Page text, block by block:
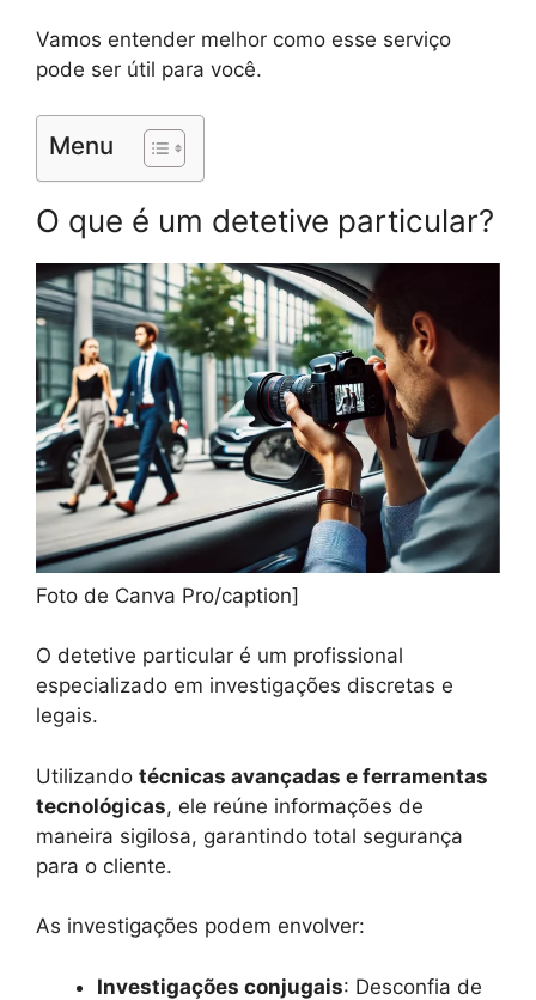
Vamos entender melhor como esse serviço
pode ser útil para você.
Menu
O que é um detetive particular?
Foto de Canva Pro/caption]
O detetive particular é um profissional
especializado em investigações discretas e
legais.
Utilizando técnicas avançadas e ferramentas
tecnológicas, ele reúne informações de
maneira sigilosa, garantindo total segurança
para o cliente.
As investigações podem envolver:
Investigações conjugais: Desconfia de